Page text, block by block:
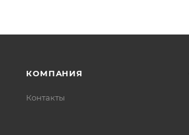
КОМПАНИЯ
Контакты